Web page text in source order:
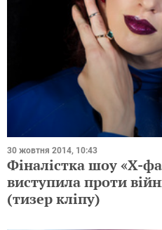
30 жовтня 2014, 10:43
Фіналістка шоу «Х-
виступила проти
(тизер кліпу)